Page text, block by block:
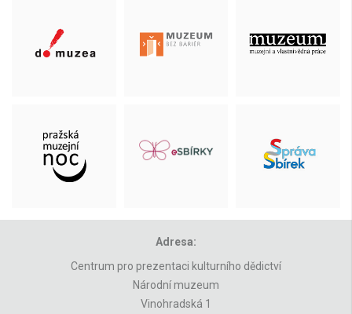
Adresa:
Centrum pro prezentaci kulturního dědictví
Národní muzeum
Vinohradská 1